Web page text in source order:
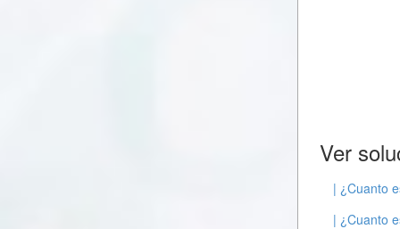
Ver
| ¿Cuanto
| ¿Cuanto